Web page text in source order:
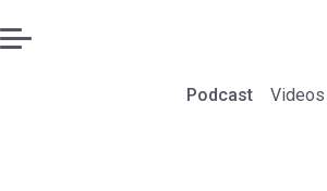
Podcast Videos